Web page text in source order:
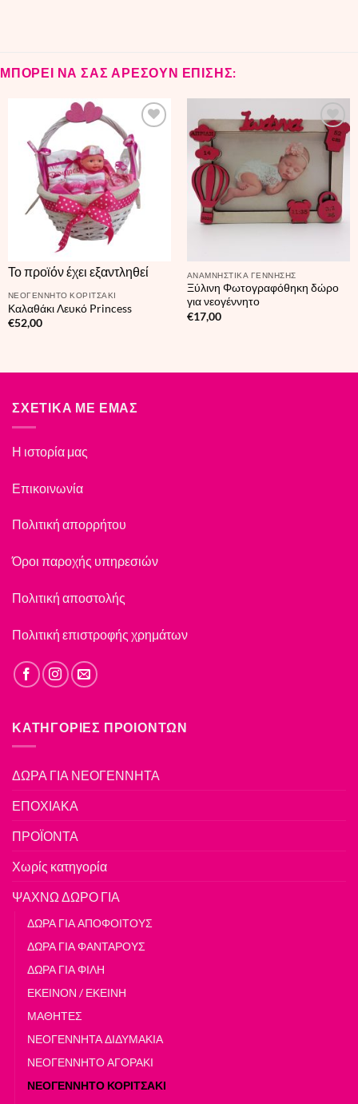
ΜΠΟΡΕΙ ΝΑ ΣΑΣ ΑΡΕΣΟΥΝ ΕΠΙΣΗΣ:
Το προϊόν έχει εξαντληθεί
ΝΕΟΓΕΝΝΗΤΟ ΚΟΡΙΤΣΑΚΙ
Καλαθάκι Λευκό Princess
€52,00
ΑΝΑΜΝΗΣΤΙΚΑ ΓΕΝΝΗΣΗΣ
Ξύλινη Φωτογραφόθηκη δώρο
για νεογέννητο
€17,00
ΣΧΕΤΙΚΑ ΜΕ ΕΜΑΣ
Η ιστορία μας
Επικοινωνία
Πολιτική απορρήτου
Όροι παροχής υπηρεσιών
Πολιτική αποστολής
Πολιτική επιστροφής χρημάτων
ΚΑΤΗΓΟΡΙΕΣ ΠΡΟΙΟΝΤΩΝ
ΔΩΡΑ ΓΙΑ ΝΕΟΓΕΝΝΗΤΑ
ΕΠΟΧΙΑΚΑ
ΠΡΟΪΟΝΤΑ
Χωρίς κατηγορία
ΨΑΧΝΩ ΔΩΡΟ ΓΙΑ
ΔΩΡΑ ΓΙΑ ΑΠΟΦΟΙΤΟΥΣ
ΔΩΡΑ ΓΙΑ ΦΑΝΤΑΡΟΥΣ
ΔΩΡΑ ΓΙΑ ΦΙΛΗ
ΕΚΕΙΝΟΝ / ΕΚΕΙΝΗ
ΜΑΘΗΤΕΣ
ΝΕΟΓΕΝΝΗΤΑ ΔΙΔΥΜΑΚΙΑ
ΝΕΟΓΕΝΝΗΤΟ ΑΓΟΡΑΚΙ
ΝΕΟΓΕΝΝΗΤΟ ΚΟΡΙΤΣΑΚΙ